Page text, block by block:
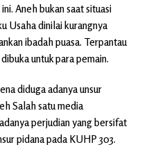
Aneh bukan saat situasi
Usaha dinilai kurangnya
ibadah puasa. Terpantau
untuk para pemain.
diduga adanya unsur
Salah satu media
perjudian yang bersifat
pidana pada KUHP 303.